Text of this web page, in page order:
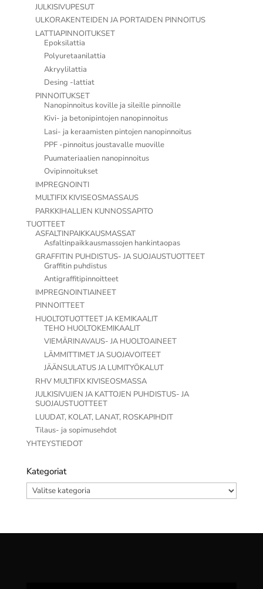
JULKISIVUPESUT
ULKORAKENTEIDEN JA PORTAIDEN PINNOITUS
LATTIAPINNOITUKSET
Epoksilattia
Polyuretaanilattia
Akryylilattia
Desing -lattiat
PINNOITUKSET
Nanopinnoitus koville ja sileille pinnoille
Kivi- ja betonipintojen nanopinnoitus
Lasi- ja keraamisten pintojen nanopinnoitus
PPF -pinnoitus joustavalle muoville
Puumateriaalien nanopinnoitus
Ovipinnoitukset
IMPREGNOINTI
MULTIFIX KIVISEOSMASSAUS
PARKKIHALLIEN KUNNOSSAPITO
TUOTTEET
ASFALTINPAIKKAUSMASSAT
Asfaltinpaikkausmassojen hankintaopas
GRAFFITIN PUHDISTUS- JA SUOJAUSTUOTTEET
Graffitin puhdistus
Antigraffitipinnoitteet
IMPREGNOINTIAINEET
PINNOITTEET
HUOLTOTUOTTEET JA KEMIKAALIT
TEHO HUOLTOKEMIKAALIT
VIEMÄRINAVAUS- JA HUOLTOAINEET
LÄMMITTIMET JA SUOJAVOITEET
JÄÄNSULATUS JA LUMITYÖKALUT
RHV MULTIFIX KIVISEOSMASSA
JULKISIVUJEN JA KATTOJEN PUHDISTUS- JA
SUOJAUSTUOTTEET
LUUDAT, KOLAT, LANAT, ROSKAPIHDIT
Tilaus- ja sopimusehdot
YHTEYSTIEDOT
Kategoriat
Kategoriat